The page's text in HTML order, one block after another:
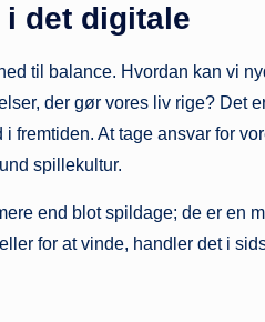
det digitale
til balance. Hvordan kan vi
der gør vores liv rige? Det
fremtiden. At tage ansvar for
spillekultur.
end blot spildage; de er en
for at vinde, handler det i